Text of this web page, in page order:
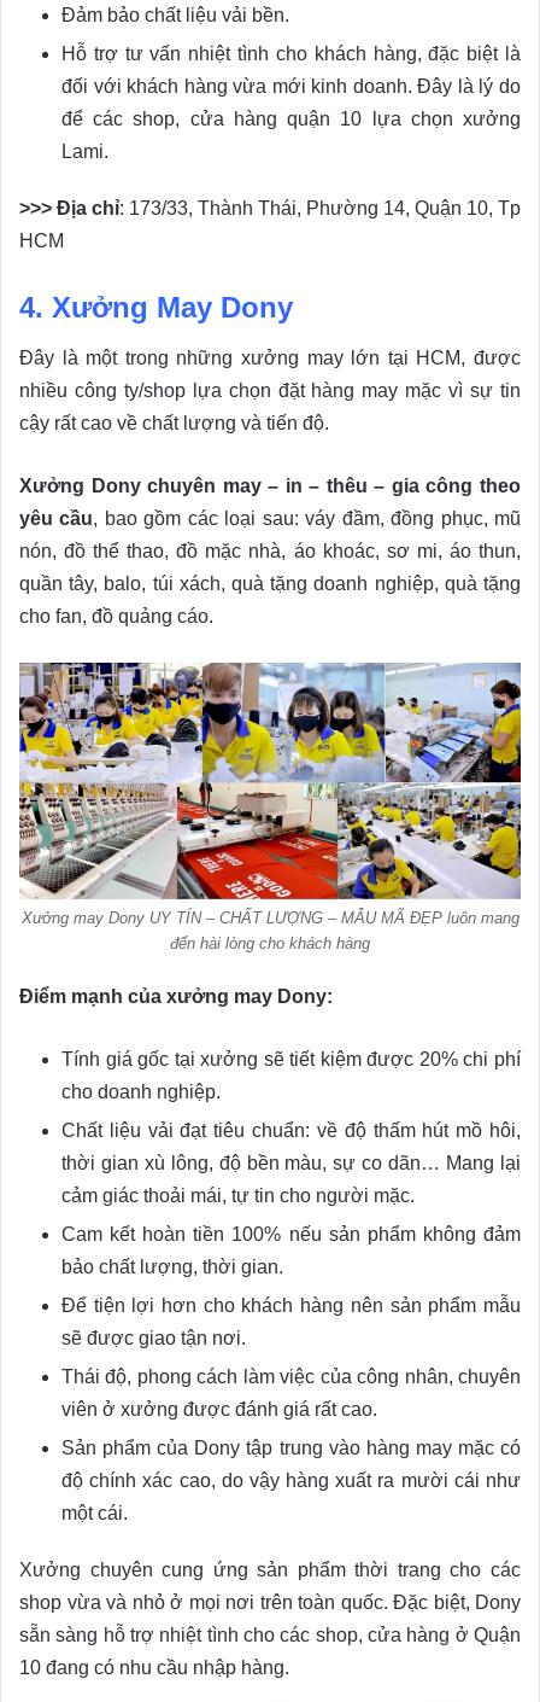
Đảm bảo chất liệu vải bền.
Hỗ trợ tư vấn nhiệt tình cho khách hàng, đặc biệt là
đối với khách hàng vừa mới kinh doanh. Đây là lý do
để các shop, cửa hàng quận 10 lựa chọn xưởng
Lami.
>>> Địa chỉ: 173/33, Thành Thái, Phường 14, Quận 10, Tp
HCM
4. Xưởng May Dony
Đây là một trong những xưởng may lớn tại HCM, được
nhiều công ty/shop lựa chọn đặt hàng may mặc vì sự tin
cậy rất cao về chất lượng và tiến độ.
Xưởng Dony chuyên may – in – thêu – gia công theo
yêu cầu, bao gồm các loại sau: váy đầm, đồng phục, mũ
nón, đồ thể thao, đồ mặc nhà, áo khoác, sơ mi, áo thun,
quần tây, balo, túi xách, quà tặng doanh nghiệp, quà tặng
cho fan, đồ quảng cáo.
Xưởng may Dony UY TÍN – CHẤT LƯỢNG – MẪU MÃ ĐẸP luôn mang
đến hài lòng cho khách hàng
Điểm mạnh của xưởng may Dony:
Tính giá gốc tại xưởng sẽ tiết kiệm được 20% chi phí
cho doanh nghiệp.
Chất liệu vải đạt tiêu chuẩn: về độ thấm hút mồ hôi,
thời gian xù lông, độ bền màu, sự co dãn… Mang lại
cảm giác thoải mái, tự tin cho người mặc.
Cam kết hoàn tiền 100% nếu sản phẩm không đảm
bảo chất lượng, thời gian.
Để tiện lợi hơn cho khách hàng nên sản phẩm mẫu
sẽ được giao tận nơi.
Thái độ, phong cách làm việc của công nhân, chuyên
viên ở xưởng được đánh giá rất cao.
Sản phẩm của Dony tập trung vào hàng may mặc có
độ chính xác cao, do vậy hàng xuất ra mười cái như
một cái.
Xưởng chuyên cung ứng sản phẩm thời trang cho các
shop vừa và nhỏ ở mọi nơi trên toàn quốc. Đặc biệt, Dony
sẵn sàng hỗ trợ nhiệt tình cho các shop, cửa hàng ở Quận
10 đang có nhu cầu nhập hàng.